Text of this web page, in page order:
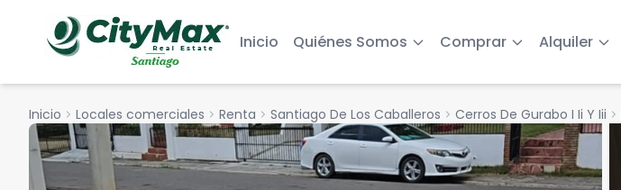
Inicio Quiénes Somos Comprar Alquiler
Inicio chevron_right Locales comerciales chevron_right Renta chevron_right Santiago De Los Caballeros chevron_right Cerros De Gurabo I Ii Y Iii chevron_right